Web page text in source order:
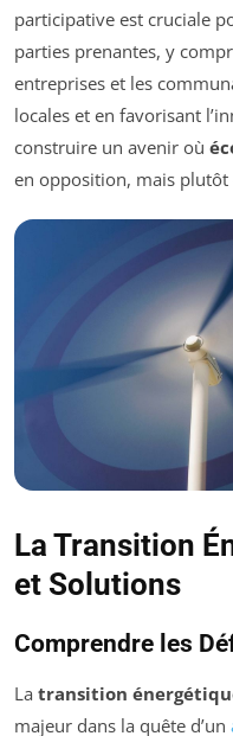
participative est cruciale
parties prenantes, y
entreprises et les
locales et en favorisant
construire un avenir où
en opposition, mais
La Transition
et Solutions
Comprendre les
La transition
majeur dans la quête d’un